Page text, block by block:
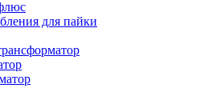
для пайки